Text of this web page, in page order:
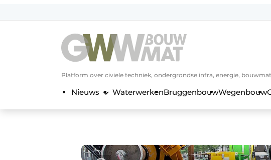
Platform over civiele techniek, ondergrondse infra, energie,
Nieuws WaterwerkenBruggenbouwWegenbouw